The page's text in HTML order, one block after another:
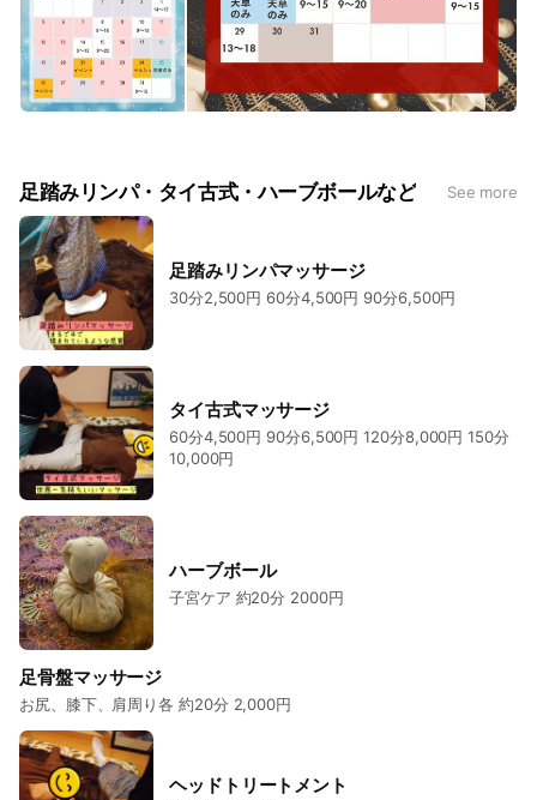
足踏みリンパ・タイ古式・ハーブボールなど See more
足踏みリンパマッサージ
30分2,500円 60分4,500円 90分6,500円
タイ古式マッサージ
60分4,500円 90分6,500円 120分8,000円 150分
10,000円
ハーブボール
子宮ケア 約20分 2000円
足骨盤マッサージ
お尻、膝下、肩周り各 約20分 2,000円
ヘッドトリートメント